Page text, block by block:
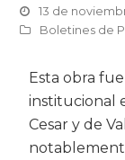
13 de
Boletines de
Esta obra
institucional
Cesar y de